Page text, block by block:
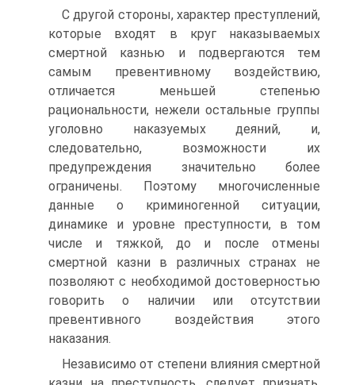
С другой стороны, характер преступлений,
которые входят в круг наказываемых
смертной казнью и подвергаются тем
самым превентивному воздействию,
отличается меньшей степенью
рациональности, нежели остальные группы
уголовно наказуемых деяний, и,
следовательно, возможности их
предупреждения значительно более
ограничены. Поэтому многочисленные
данные о криминогенной ситуации,
динамике и уровне преступности, в том
числе и тяжкой, до и после отмены
смертной казни в различных странах не
позволяют с необходимой достоверностью
говорить о наличии или отсутствии
превентивного воздействия этого
наказания.
Независимо от степени влияния смертной